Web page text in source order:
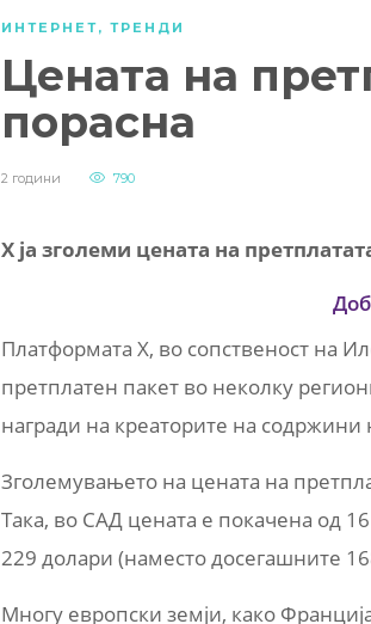
ИНТЕРНЕТ, ТРЕНДИ
Цената на
порасна
2 години 790
X ја зголеми цената на
Платформата X, во сопственост на
претплатен пакет во неколку
награди на креаторите на
Зголемувањето на цената на
Така, во САД цената е покачена од
229 долари (наместо досегашните
Многу европски земји, како